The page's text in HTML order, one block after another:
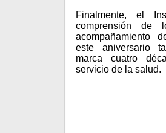
Finalmente, el
comprensión de
acompañamiento
este aniversario
marca cuatro
servicio de la salud.